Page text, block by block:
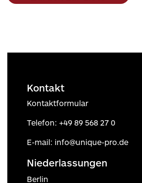
Kontakt
Kontaktformular
Telefon: +49 89 568 27 0
E-mail: info@unique-pro.de
Niederlassungen
Berlin